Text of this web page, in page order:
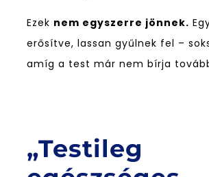
Ezek nem egyszerre jönnek.
erősítve, lassan gyűlnek fel –
amíg a test már nem bírja
„Testileg